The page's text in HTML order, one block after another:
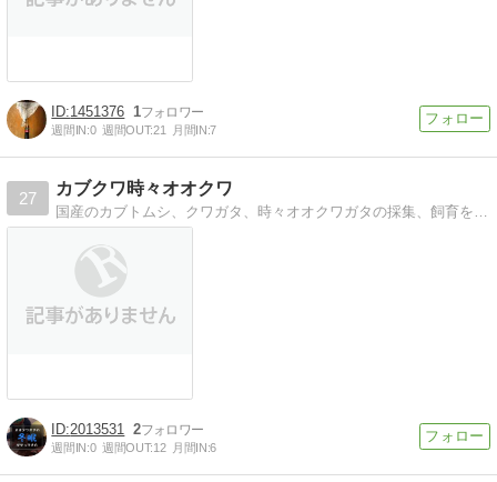
1451376 1
週間IN:0 週間OUT:21 月間IN:7
27
カブクワ時々オオクワ
2013531 2
週間IN:0 週間OUT:12 月間IN:6